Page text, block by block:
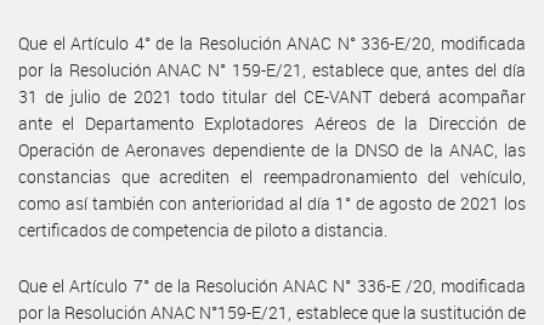
Que el Artículo 4° de la Resolución ANAC N° 336-E/20, modificada
por la Resolución ANAC N° 159-E/21, establece que, antes del día
31 de julio de 2021 todo titular del CE-VANT deberá acompañar
ante el Departamento Explotadores Aéreos de la Dirección de
Operación de Aeronaves dependiente de la DNSO de la ANAC, las
constancias que acrediten el reempadronamiento del vehículo,
como así también con anterioridad al día 1° de agosto de 2021 los
certificados de competencia de piloto a distancia.
Que el Artículo 7° de la Resolución ANAC N° 336-E /20, modificada
por la Resolución ANAC N°159-E/21, establece que la sustitución de